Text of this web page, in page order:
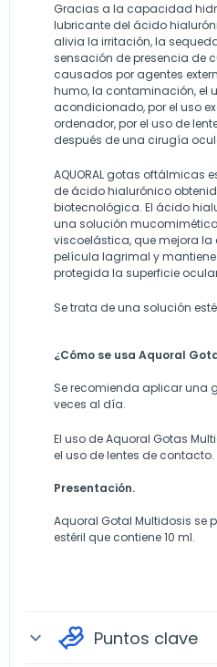
Gracias a la capacidad
lubricante del ácido
alivia la irritación, la
sensación de presencia de
causados por agentes
humo, la contaminación, el
acondicionado, por el uso
ordenador, por el uso de
después de una cirugía
AQUORAL gotas oftálmicas
de ácido hialurónico
biotecnológica. El ácido
una solución
viscoelástica, que mejora
película lagrimal y
protegida la superficie
Se trata de una solución
¿Cómo se usa Aquoral
Se recomienda aplicar una
veces al día.
El uso de Aquoral Gotas
el uso de lentes de contacto.
Presentación.
Aquoral Gotal Multidosis se
estéril que contiene 10 ml.
expand_more Puntos clave